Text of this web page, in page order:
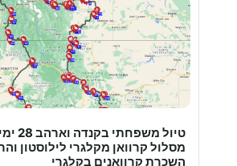
טיול
מסלול קרוואן מקלגרי לילוסטון
השכרת קרוואנים בקלגרי